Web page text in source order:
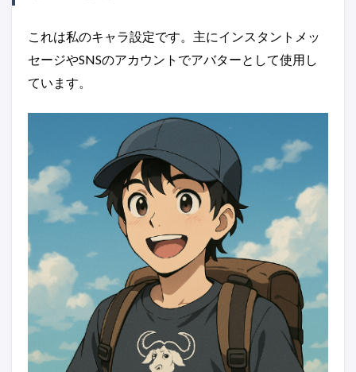
これは私のキャラ設定です。主にインスタントメッ
セージやSNSのアカウントでアバターとして使用し
ています。